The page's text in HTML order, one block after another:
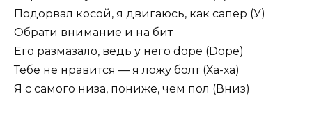
Подорвал косой, я двигаюсь, как сапер (У)
Обрати внимание и на бит
Его размазало, ведь у него dope (Dope)
Тебе не нравится — я ложу болт (Ха-ха)
Я с самого низа, пониже, чем пол (Вниз)